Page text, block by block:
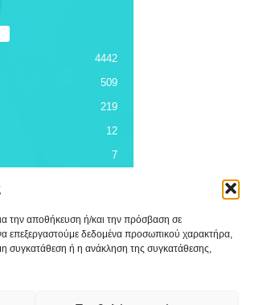
την αποθήκευση ή/και την πρόσβαση σε
επεξεργαστούμε δεδομένα προσωπικού χαρακτήρα,
συγκατάθεση ή η ανάκληση της συγκατάθεσης,
4442
509
219
12
7